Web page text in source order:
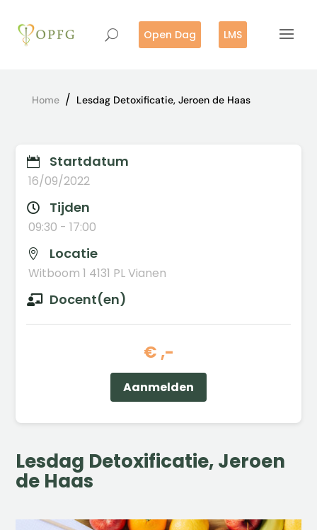
Open Dag LMS
Home / Lesdag Detoxificatie, Jeroen de Haas
Lesdag Detoxificatie, Jeroen
de Haas
 Startdatum
16/09/2022
 Tijden
09:30 - 17:00
 Locatie
Witboom 1 4131 PL Vianen
 Docent(en)
€ ,-
Aanmelden